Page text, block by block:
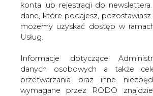
konta lub rejestracji do
dane, które podajesz,
możemy uzyskać dostęp w
Usług.
Informacje dotyczące
danych osobowych a także
przetwarzania oraz inne
wymagane przez RODO
Strona główna ATOM
Iran: mamy
nowoczesnych wirówek do
2013-08-18 00:00